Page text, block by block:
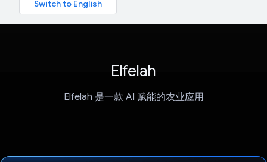
Elfelah
Elfelah 是一款 AI 赋能的农业应用